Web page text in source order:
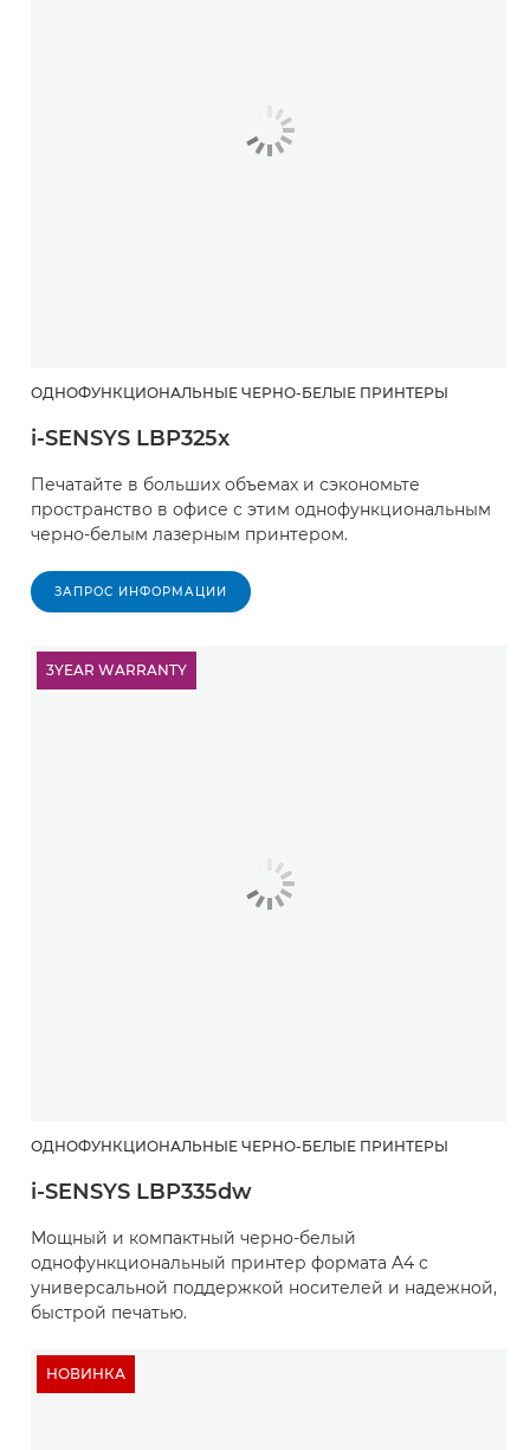
ОДНОФУНКЦИОНАЛЬНЫЕ ЧЕРНО-БЕЛЫЕ ПРИНТЕРЫ
i-SENSYS LBP325x
Печатайте в больших объемах и сэкономьте
пространство в офисе с этим однофункциональным
черно-белым лазерным принтером.
ЗАПРОС ИНФОРМАЦИИ
3YEAR WARRANTY
ОДНОФУНКЦИОНАЛЬНЫЕ ЧЕРНО-БЕЛЫЕ ПРИНТЕРЫ
i-SENSYS LBP335dw
Мощный и компактный черно-белый
однофункциональный принтер формата A4 с
универсальной поддержкой носителей и надежной,
быстрой печатью.
НОВИНКА